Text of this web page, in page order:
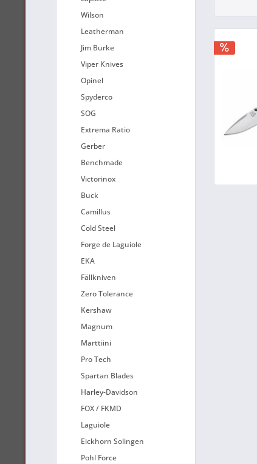
Wilson
Leatherman
Jim Burke
Viper Knives
Opinel
Spyderco
SOG
Extrema Ratio
Gerber
Benchmade
Victorinox
Buck
Camillus
Cold Steel
Forge de Laguiole
EKA
Fällkniven
Zero Tolerance
Kershaw
Magnum
Marttiini
Pro Tech
Spartan Blades
Harley-Davidson
FOX / FKMD
Laguiole
Eickhorn Solingen
Pohl Force